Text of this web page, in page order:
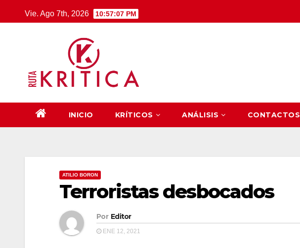
al
Vie. Ago 7th, 2026 10:57:08 PM
INICIO KRÍTICOS ANÁLISIS CONTACTOS
ATILIO BORON
Terroristas desbocados
Por Editor
ENE 12, 2021